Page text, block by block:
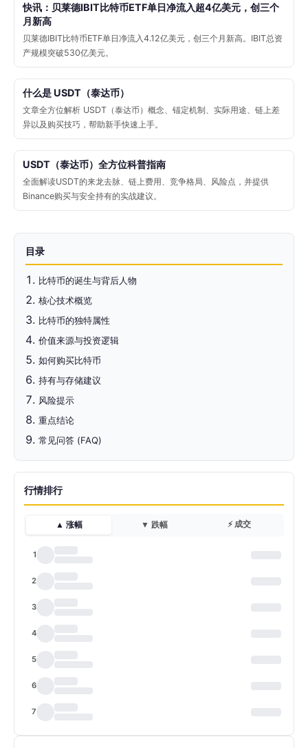
快讯：贝莱德IBIT比特币ETF单日净流入超4亿美元，创三个
月新高
贝莱德IBIT比特币ETF单日净流入4.12亿美元，创三个月新高。IBIT总资
产规模突破530亿美元。
什么是 USDT（泰达币）
文章全方位解析 USDT（泰达币）概念、锚定机制、实际用途、链上差
异以及购买技巧，帮助新手快速上手。
USDT（泰达币）全方位科普指南
全面解读USDT的来龙去脉、链上费用、竞争格局、风险点，并提供
Binance购买与安全持有的实战建议。
目录
比特币的诞生与背后人物
核心技术概览
比特币的独特属性
价值来源与投资逻辑
如何购买比特币
持有与存储建议
风险提示
重点结论
常见问答 (FAQ)
行情排行
▲ 涨幅 ▼ 跌幅 ⚡ 成交
1
2
3
4
5
6
7